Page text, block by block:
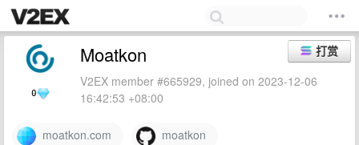
0
打赏
Moatkon
V2EX member #665929, joined on 2023-12-06
16:42:53 +08:00
moatkon.com moatkon